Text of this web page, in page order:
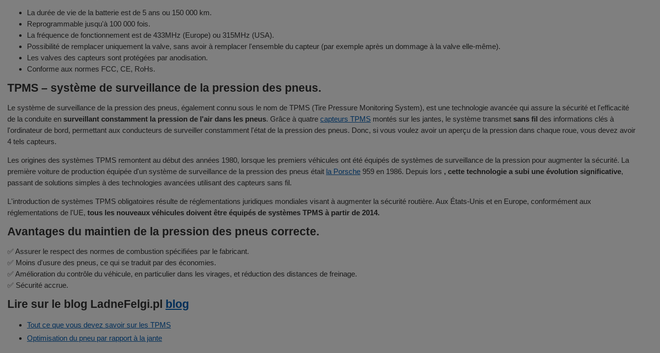
La durée de vie de la batterie est de 5 ans ou 150 000 km.
Reprogrammable jusqu'à 100 000 fois.
La fréquence de fonctionnement est de 433MHz (Europe) ou 315MHz (USA).
Possibilité de remplacer uniquement la valve, sans avoir à remplacer l'ensemble du capteur (par exemple après un dommage à la valve elle-même).
Les valves des capteurs sont protégées par anodisation.
Conforme aux normes FCC, CE, RoHs.
TPMS – système de surveillance de la pression des pneus.
Le système de surveillance de la pression des pneus, également connu sous le nom de TPMS (Tire Pressure Monitoring System), est une technologie avancée qui assure la sécurité et l'efficacité
de la conduite en surveillant constamment la pression de l'air dans les pneus. Grâce à quatre capteurs TPMS montés sur les jantes, le système transmet sans fil des informations clés à
l'ordinateur de bord, permettant aux conducteurs de surveiller constamment l'état de la pression des pneus. Donc, si vous voulez avoir un aperçu de la pression dans chaque roue, vous devez avoir
4 tels capteurs.
Les origines des systèmes TPMS remontent au début des années 1980, lorsque les premiers véhicules ont été équipés de systèmes de surveillance de la pression pour augmenter la sécurité. La
première voiture de production équipée d'un système de surveillance de la pression des pneus était la Porsche 959 en 1986. Depuis lors , cette technologie a subi une évolution significative,
passant de solutions simples à des technologies avancées utilisant des capteurs sans fil.
L'introduction de systèmes TPMS obligatoires résulte de réglementations juridiques mondiales visant à augmenter la sécurité routière. Aux États-Unis et en Europe, conformément aux
réglementations de l'UE, tous les nouveaux véhicules doivent être équipés de systèmes TPMS à partir de 2014.
Avantages du maintien de la pression des pneus correcte.
✅ Assurer le respect des normes de combustion spécifiées par le fabricant.
✅ Moins d'usure des pneus, ce qui se traduit par des économies.
✅ Amélioration du contrôle du véhicule, en particulier dans les virages, et réduction des distances de freinage.
✅ Sécurité accrue.
Lire sur le blog LadneFelgi.pl blog
Tout ce que vous devez savoir sur les TPMS
Optimisation du pneu par rapport à la jante